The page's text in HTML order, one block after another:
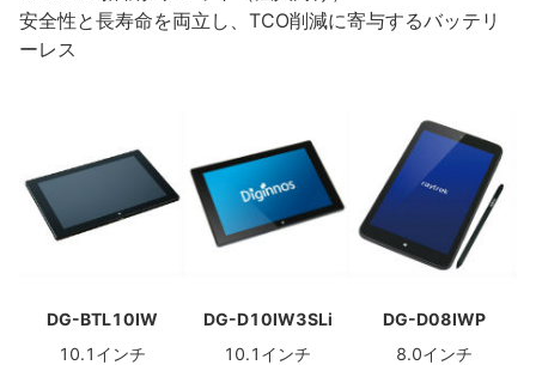
安全性と長寿命を両立し、TCO削減に寄与するバッテリ
ーレス
DG-BTL10IW
10.1インチ
DG-D10IW3SLi
10.1インチ
DG-D08IWP
8.0インチ